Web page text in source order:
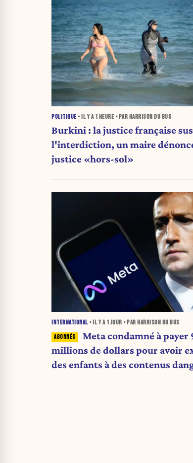
POLITIQUE • IL Y A 1 HEURE • PAR HARRISON DU BUS
Burkini : la justice française
l'interdiction, un maire
justice «hors-sol»
INTERNATIONAL • IL Y A 1 JOUR • PAR HARRISON DU BUS
Meta condamné à payer
millions de dollars pour avoir
des enfants à des contenus